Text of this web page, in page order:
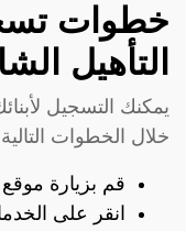
خطوات
التأهيل
يمكنك التسجيل
خلال الخطوات
قم بزيارة موقع
انقر على